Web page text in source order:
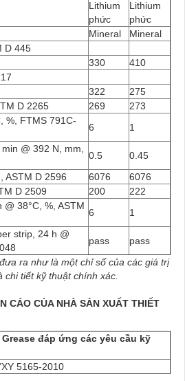
Lithium
phức
Lithium
phức
Mineral
Mineral
D 445
330
410
322
275
D 2265
269
273
%, FTMS 791C-
6
1
@ 392 N, mm,
0.5
0.45
ASTM D 2596
6076
6076
D 2509
200
222
38°C, %, ASTM
6
1
strip, 24 h @
pass
pass
ra như là một chỉ số của các giá trị
chi tiết kỹ thuật chính xác.
CÁO CỦA NHÀ SẢN XUẤT THIẾT
đáp ứng các yêu cầu kỹ
5165-2010